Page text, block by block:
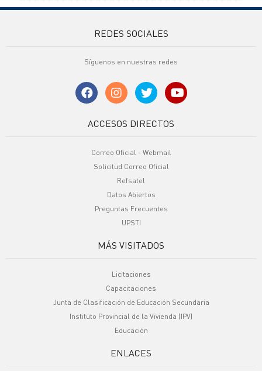
REDES SOCIALES
Síguenos en nuestras redes
ACCESOS DIRECTOS
Correo Oficial - Webmail
Solicitud Correo Oficial
Refsatel
Datos Abiertos
Preguntas Frecuentes
UPSTI
MÁS VISITADOS
Licitaciones
Capacitaciones
Junta de Clasificación de Educación Secundaria
Instituto Provincial de la Vivienda (IPV)
Educación
ENLACES